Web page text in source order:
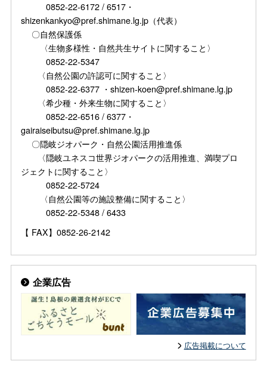
0852-22-6172 / 6517・
shizenkankyo@pref.shimane.lg.jp（代表）
〇自然保護係
〈生物多様性・自然共生サイトに関すること〉
0852-22-5347
〈自然公園の許認可に関すること〉
0852-22-6377 ・shizen-koen@pref.shimane.lg.jp
〈希少種・外来生物に関すること〉
0852-22-6516 / 6377・
gairaiseibutsu@pref.shimane.lg.jp
〇隠岐ジオパーク・自然公園活用推進係
〈隠岐ユネスコ世界ジオパークの活用推進、満喫プロ
ジェクトに関すること〉
0852-22-5724
〈自然公園等の施設整備に関すること〉
0852-22-5348 / 6433
【 FAX】0852-26-2142
企業広告
広告掲載について